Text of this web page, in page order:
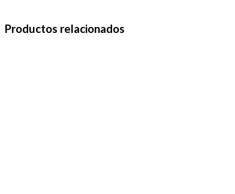
Productos relacionados